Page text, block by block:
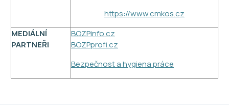
https://www.cmkos.cz
MEDIÁLNÍ
PARTNEŘI
BOZPinfo.cz
BOZPprofi.cz
Bezpečnost a hygiena práce